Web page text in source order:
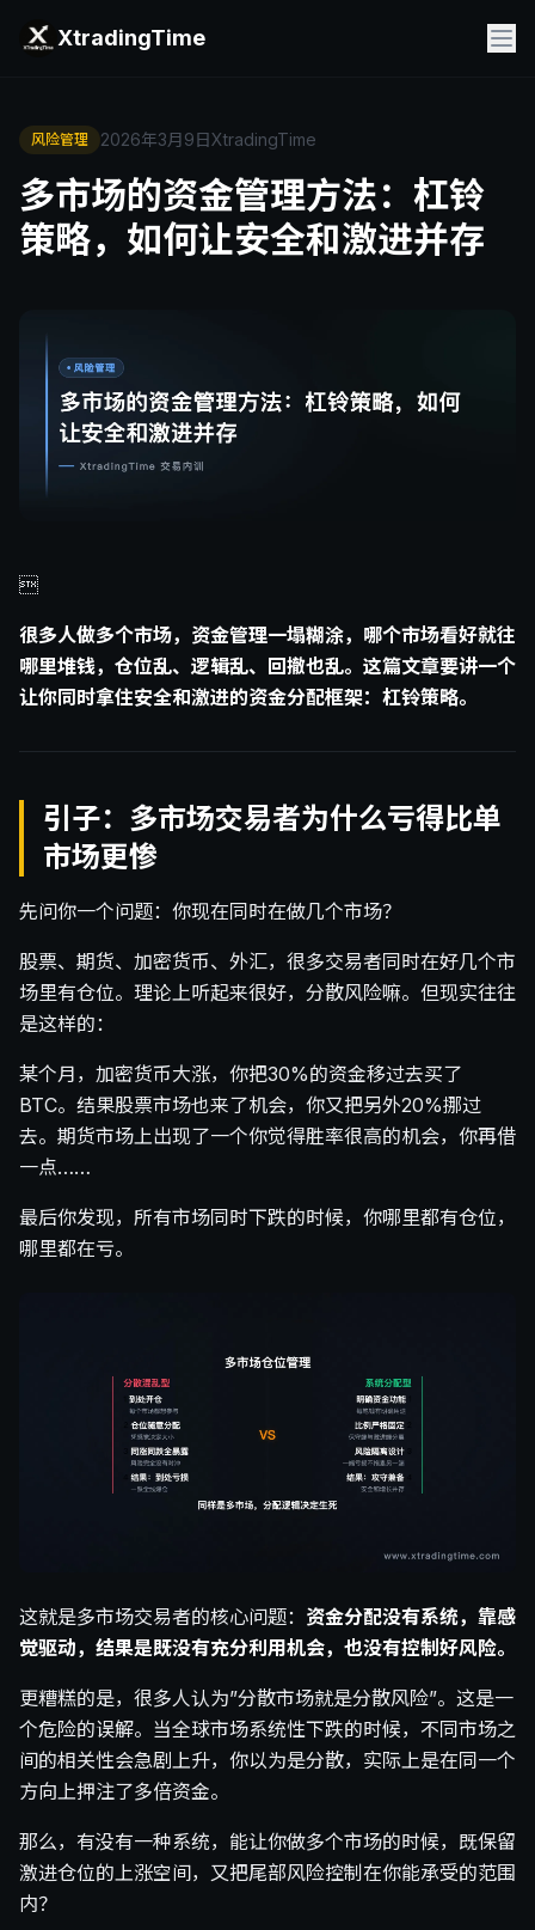
XtradingTime
风险管理 2026年3月9日XtradingTime
多市场的资金管理方法：杠铃
策略，如何让安全和激进并存

很多人做多个市场，资金管理一塌糊涂，哪个市场看好就往
哪里堆钱，仓位乱、逻辑乱、回撤也乱。这篇文章要讲一个
让你同时拿住安全和激进的资金分配框架：杠铃策略。
引子：多市场交易者为什么亏得比单
市场更惨
先问你一个问题：你现在同时在做几个市场？
股票、期货、加密货币、外汇，很多交易者同时在好几个市
场里有仓位。理论上听起来很好，分散风险嘛。但现实往往
是这样的：
某个月，加密货币大涨，你把30%的资金移过去买了
BTC。结果股票市场也来了机会，你又把另外20%挪过
去。期货市场上出现了一个你觉得胜率很高的机会，你再借
一点……
最后你发现，所有市场同时下跌的时候，你哪里都有仓位，
哪里都在亏。
这就是多市场交易者的核心问题： 资金分配没有系统，靠感
觉驱动，结果是既没有充分利用机会，也没有控制好风险。
更糟糕的是，很多人认为”分散市场就是分散风险”。这是一
个危险的误解。当全球市场系统性下跌的时候，不同市场之
间的相关性会急剧上升，你以为是分散，实际上是在同一个
方向上押注了多倍资金。
那么，有没有一种系统，能让你做多个市场的时候，既保留
激进仓位的上涨空间，又把尾部风险控制在你能承受的范围
内？